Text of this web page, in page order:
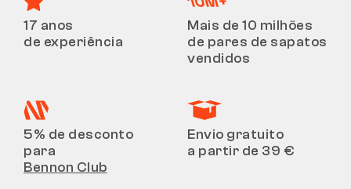
17 anos
de experiência
Mais de 10 milhões
de pares de sapatos
vendidos
5% de desconto
para
Bennon Club
Envio gratuito
a partir de 39 €